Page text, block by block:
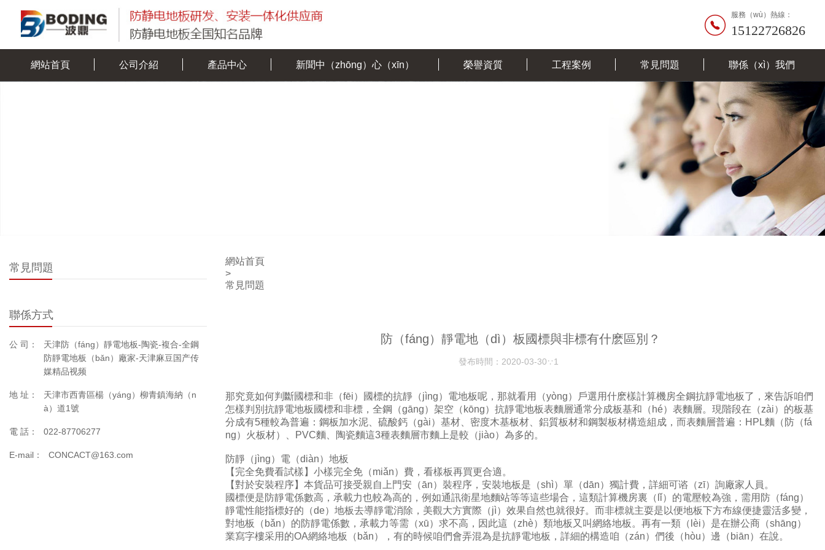
服務（wù）熱線：
15122726826
網站首頁 公司介紹 產品中心 新聞中（zhōng）心（xīn） 榮譽資質 工程案例 常見問題 聯係（xì）我們
常見問題
聯係方式
公 司：
天津防（fáng）靜電地板-陶瓷-複合-全鋼
防靜電地板（bǎn）廠家-天津麻豆国产传
媒精品视频
地 址：
天津市西青區楊（yáng）柳青鎮海納（n
à）道1號
電 話： 022-87706277
E-mail： CONCACT@163.com
網站首頁
>
常見問題
防（fáng）靜電地（dì）板國標與非標有什麽區別？
發布時間： 2020-03-30∵1
那究竟如何判斷國標和非（fēi）國標的抗靜（jìng）電地板呢，那就看用（yòng）戶選用什麽樣計算機房全鋼抗靜電地板了，來告訴咱們
怎樣判別抗靜電地板國標和非標，全鋼（gāng）架空（kōng）抗靜電地板表麵層通常分成板基和（hé）表麵層。現階段在（zài）的板基
分成有5種較為普遍：鋼板加水泥、硫酸鈣（gài）基材、密度木基板材、鋁質板材和鋼製板材構造組成，而表麵層普遍：HPL麵（防（fá
ng）火板材）、PVC麵、陶瓷麵這3種表麵層市麵上是較（jiào）為多的。
防靜（jìng）電（diàn）地板
【完全免費看試樣】小樣完全免（miǎn）費，看樣板再買更合適。
【對於安裝程序】本貨品可接受親自上門安（ān）裝程序，安裝地板是（shì）單（dān）獨計費，詳細可谘（zī）詢廠家人員。
國標便是防靜電係數高，承載力也較為高的，例如通訊衛星地麵站等等這些場合，這類計算機房裏（lǐ）的電壓較為強，需用防（fáng）
靜電性能指標好的（de）地板去導靜電消除，美觀大方實際（jì）效果自然也就很好。而非標就主耍是以便地板下方布線便捷靈活多變，
對地板（bǎn）的防靜電係數，承載力等需（xū）求不高，因此這（zhè）類地板又叫網絡地板。再有一類（lèi）是在辦公商（shāng）
業寫字樓采用的OA網絡地板（bǎn），有的時候咱們會弄混為是抗靜電地板，詳細的構造咱（zán）們後（hòu）邊（biān）在說。